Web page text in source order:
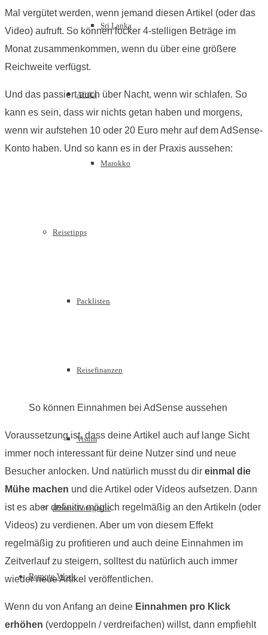
Sri Lanka
Afrika
Marokko
Reisetipps
Packlisten
Reisefinanzen
Visum
iPhone Fotografie
Remote Work
Mal vergütet werden, wenn jemand diesen Artikel (oder das
Video) aufruft. So können locker 4-stelligen Beträge im
Monat zusammenkommen, wenn du über eine größere
Reichweite verfügst.
Und das passiert auch über Nacht, wenn wir schlafen. So
kann es sein, dass wir nichts getan haben und morgens,
wenn wir aufstehen 10 oder 20 Euro mehr auf dem AdSense-
Konto haben. Und so kann es in der Praxis aussehen:
So können Einnahmen bei AdSense aussehen
Voraussetzung ist, dass deine Artikel auch auf lange Sicht
immer noch interessant für deine Nutzer sind und neue
Besucher anlocken. Und natürlich musst du dir einmal die
Mühe machen und die Artikel oder Videos aufsetzen. Dann
ist es aber definitiv möglich regelmäßig an den Artikeln (oder
Videos) zu verdienen. Aber um von diesem Effekt
regelmäßig zu profitieren und auch deine Einnahmen im
Zeitverlauf zu steigern, solltest du natürlich auch immer
wieder neue Artikel veröffentlichen.
Wenn du von Anfang an deine Einnahmen pro Klick
erhöhen (verdoppeln / verdreifachen) willst, dann empfiehlt